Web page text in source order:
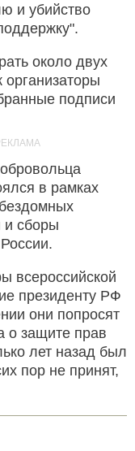
и убийство
около двух
подписи
в рамках
и сборы
всероссийской
президенту РФ
они попросят
о защите прав
лет назад был
пор не принят,